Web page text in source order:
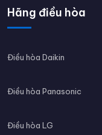
Hãng điều hòa
Điều hòa Daikin
Điều hòa Panasonic
Điều hòa LG